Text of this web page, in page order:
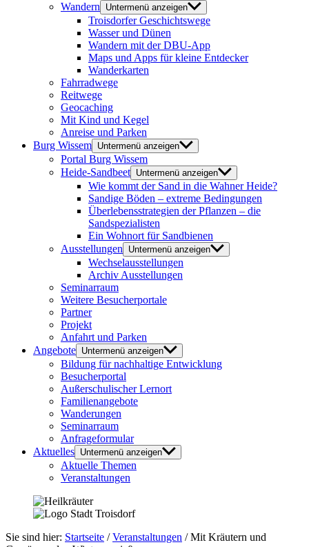
Wandern
Untermenü anzeigen
Troisdorfer Geschichtswege
Wasser und Dünen
Wandern mit der DBU-App
Maps und Apps für kleine Entdecker
Wanderkarten
Fahrradwege
Reitwege
Geocaching
Mit Kind und Kegel
Anreise und Parken
Burg Wissem Untermenü anzeigen
Portal Burg Wissem
Heide-Sandbeet Untermenü anzeigen
Wie kommt der Sand in die Wahner Heide?
Sandige Böden – extreme Bedingungen
Überlebensstrategien der Pflanzen – die
Sandspezialisten
Ein Wohnort für Sandbienen
Ausstellungen
Untermenü anzeigen
Wechselausstellungen
Archiv Ausstellungen
Seminarraum
Weitere Besucherportale
Partner
Projekt
Anfahrt und Parken
Angebote Untermenü anzeigen
Bildung für nachhaltige Entwicklung
Besucherportal
Außerschulischer Lernort
Familienangebote
Wanderungen
Seminarraum
Anfrageformular
Aktuelles Untermenü anzeigen
Aktuelle Themen
Veranstaltungen
Sie sind hier: Startseite /Veranstaltungen /Mit Kräutern und